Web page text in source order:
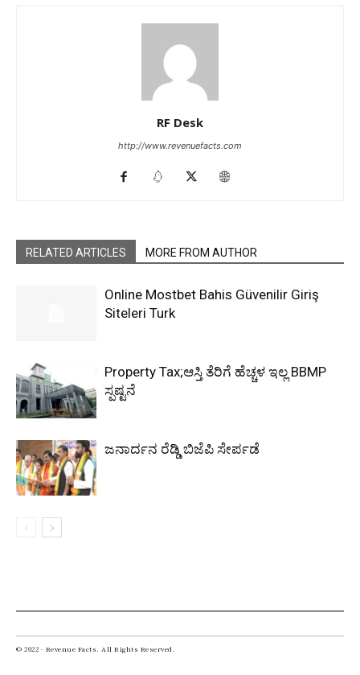
RF Desk
http://www.revenuefacts.com
RELATED ARTICLES MORE FROM AUTHOR
Online Mostbet Bahis Güvenilir Giriş
Siteleri Turk
Property Tax;ಆಸ್ತಿ ತೆರಿಗೆ ಹೆಚ್ಚಳ ಇಲ್ಲ BBMP
ಸ್ಪಷ್ಟನೆ
ಜನಾರ್ದನ ರೆಡ್ಡಿ ಬಿಜೆಪಿ ಸೇರ್ಪಡೆ
© 2022 - Revenue Facts. All Rights Reserved.